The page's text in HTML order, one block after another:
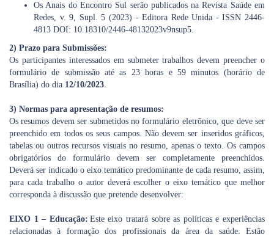
Os Anais do Encontro Sul serão publicados na Revista Saúde em
Redes, v. 9, Supl. 5 (2023) - Editora Rede Unida - ISSN 2446-
4813 DOI: 10.18310/2446-48132023v9nsup5.
2) Prazo para Submissões:
Os participantes interessados em submeter trabalhos devem preencher o
formulário de submissão até as 23 horas e 59 minutos (horário de
Brasília) do dia 12/10/2023.
3) Normas para apresentação de resumos:
Os resumos devem ser submetidos no formulário eletrônico, que deve ser
preenchido em todos os seus campos. Não devem ser inseridos gráficos,
tabelas ou outros recursos visuais no resumo, apenas o texto. Os campos
obrigatórios do formulário devem ser completamente preenchidos.
Deverá ser indicado o eixo temático predominante de cada resumo, assim,
para cada trabalho o autor deverá escolher o eixo temático que melhor
corresponda à discussão que pretende desenvolver:
EIXO 1 – Educação: Este eixo tratará sobre as políticas e experiências
relacionadas à formação dos profissionais da área da saúde. Estão